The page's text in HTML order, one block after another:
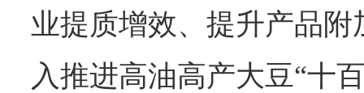
业提质增效、提升产品
入推进高油高产大豆“十